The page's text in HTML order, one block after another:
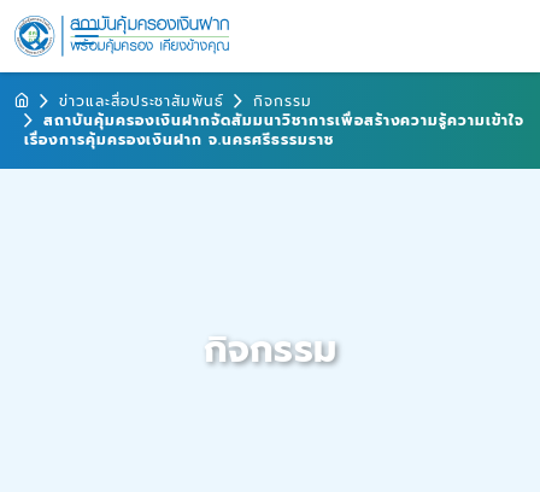
ข่าวและสื่อประชาสัมพันธ์
กิจกรรม
สถาบันคุ้มครองเงินฝากจัดสัมมนาวิชาการเพื่อสร้างความรู้ความเข้าใจ
เรื่องการคุ้มครองเงินฝาก จ.นครศรีธรรมราช
กิจกรรม